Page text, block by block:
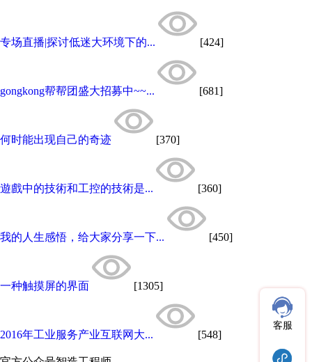
专场直播|探讨低迷大环境下的... [424]
gongkong帮帮团盛大招募中~~... [681]
何时能出现自己的奇迹 [370]
遊戲中的技術和工控的技術是... [360]
我的人生感悟，给大家分享一下... [450]
一种触摸屏的界面 [1305]
2016年工业服务产业互联网大... [548]
客服